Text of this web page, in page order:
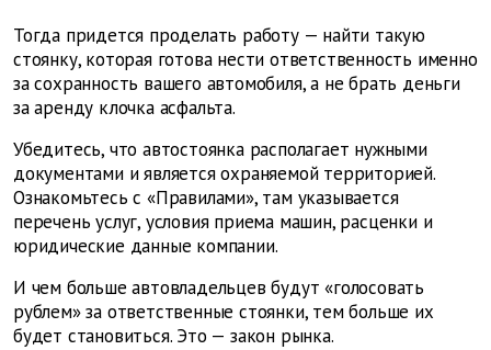
Тогда придется проделать работу — найти такую
стоянку, которая готова нести ответственность именно
за сохранность вашего автомобиля, а не брать деньги
за аренду клочка асфальта.
Убедитесь, что автостоянка располагает нужными
документами и является охраняемой территорией.
Ознакомьтесь с «Правилами», там указывается
перечень услуг, условия приема машин, расценки и
юридические данные компании.
И чем больше автовладельцев будут «голосовать
рублем» за ответственные стоянки, тем больше их
будет становиться. Это — закон рынка.